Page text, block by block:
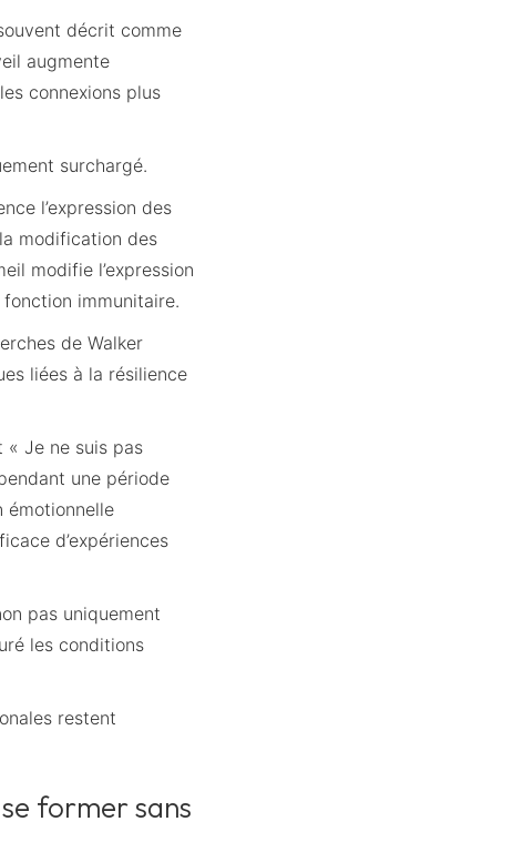
décrit comme
augmente
connexions plus
surchargé.
l’expression des
modification des
modifie l’expression
immunitaire.
de Walker
liées à la résilience
« Je ne suis pas
une période
émotionnelle
d’expériences
pas uniquement
les conditions
restent
former sans